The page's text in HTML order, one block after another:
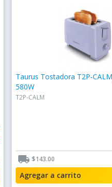
Taurus Tostadora T2P-
580W
T2P-CALM
local_shipping $143.00
Agregar a carrito